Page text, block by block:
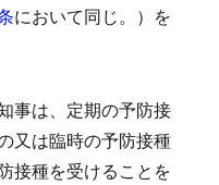
において同じ。）を
事は、定期の予防接
又は臨時の予防接種
接種を受けることを